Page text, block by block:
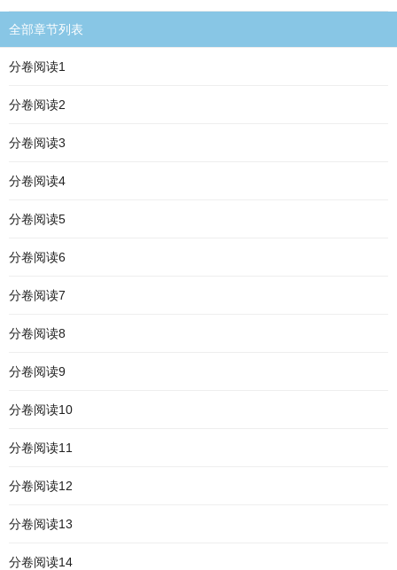
全部章节列表
分卷阅读1
分卷阅读2
分卷阅读3
分卷阅读4
分卷阅读5
分卷阅读6
分卷阅读7
分卷阅读8
分卷阅读9
分卷阅读10
分卷阅读11
分卷阅读12
分卷阅读13
分卷阅读14